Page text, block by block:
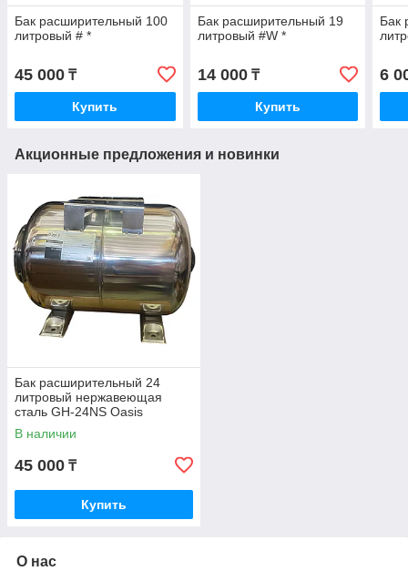
Бак расширительный 100
литровый # *
45 000 ₸
Купить
Бак расширительный 19
литровый #W *
14 000₸
Купить
Бак
6
Акционные предложения и новинки
Бак расширительный 24
литровый нержавеющая
сталь GH-24NS Oasis
В наличии
45 000 ₸
Купить
О нас